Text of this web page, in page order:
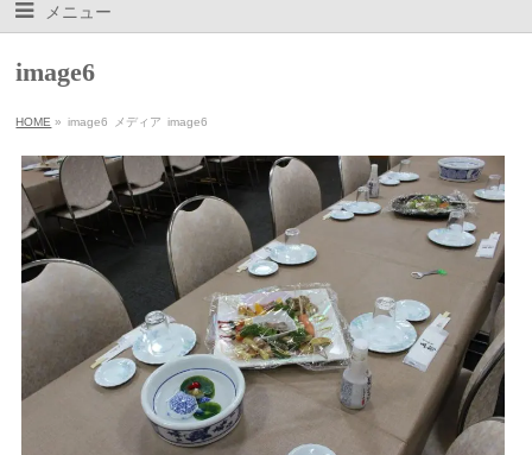
メニュー
image6
HOME » image6 メディア image6